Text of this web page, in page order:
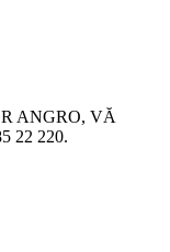
ANGRO, VĂ
22 220.